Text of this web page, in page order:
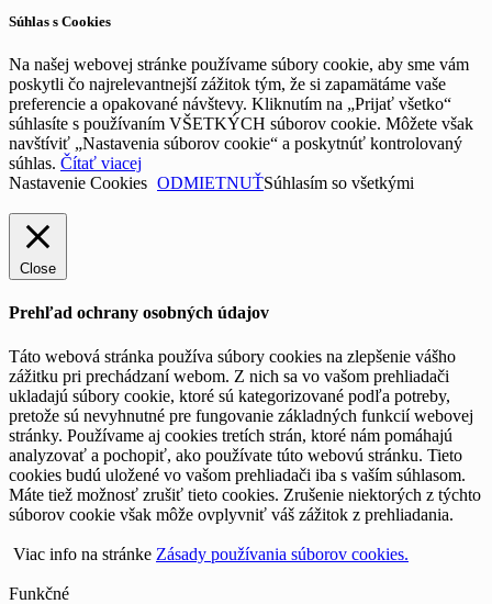
Súhlas s Cookies
Na našej webovej stránke používame súbory cookie, aby sme vám
poskytli čo najrelevantnejší zážitok tým, že si zapamätáme vaše
preferencie a opakované návštevy. Kliknutím na „Prijať všetko“
súhlasíte s používaním VŠETKÝCH súborov cookie. Môžete však
navštíviť „Nastavenia súborov cookie“ a poskytnúť kontrolovaný
súhlas. Čítať viacej
Nastavenie Cookies ODMIETNUŤSúhlasím so všetkými
Close
Prehľad ochrany osobných údajov
Táto webová stránka používa súbory cookies na zlepšenie vášho
zážitku pri prechádzaní webom. Z nich sa vo vašom prehliadači
ukladajú súbory cookie, ktoré sú kategorizované podľa potreby,
pretože sú nevyhnutné pre fungovanie základných funkcií webovej
stránky. Používame aj cookies tretích strán, ktoré nám pomáhajú
analyzovať a pochopiť, ako používate túto webovú stránku. Tieto
cookies budú uložené vo vašom prehliadači iba s vaším súhlasom.
Máte tiež možnosť zrušiť tieto cookies. Zrušenie niektorých z týchto
súborov cookie však môže ovplyvniť váš zážitok z prehliadania.
Viac info na stránke Zásady používania súborov cookies.
Funkčné